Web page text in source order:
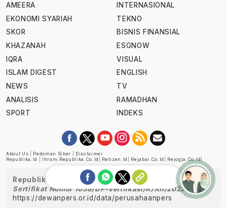
AMEERA
EKONOMI SYARIAH
SKOR
KHAZANAH
IQRA
ISLAM DIGEST
NEWS
ANALISIS
SPORT
INTERNASIONAL
TEKNO
BISNIS FINANSIAL
ESGNOW
VISUAL
ENGLISH
TV
RAMADHAN
INDEKS
About Us Pedoman Siber
Disclaimer
Republika.id
Ihram.republika.co.id Retizen.id Rejabar.co.id Rejogja.co.id|
Republika telah diverifikasi oleh Dewan Pers
Sertifikat Nomor 1058/DP-Verifikasi/K/XII/2022
https://dewanpers.or.id/data/perusahaanpers
Ask me!